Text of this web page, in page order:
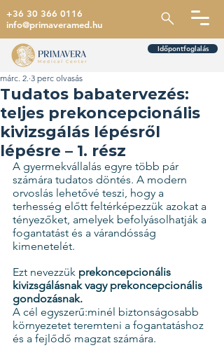
+36 30 366 0116
info@primaveramed.hu
Időpontfoglalás
Tudatos babatervezés:
teljes prekoncepcionális
kivizsgálás lépésről
lépésre – 1. rész
márc. 2. 3 perc olvasás
A gyermekvállalás egyre több pár
számára tudatos döntés. A modern
orvoslás lehetővé teszi, hogy a
terhesség előtt feltérképezzük azokat a
tényezőket, amelyek befolyásolhatják a
fogantatást és a várandósság
kimenetelét.
Ezt nevezzük prekoncepcionális
kivizsgálásnak vagy prekoncepcionális
gondozásnak.
A cél egyszerű:minél biztonságosabb
környezetet teremteni a fogantatáshoz
és a fejlődő magzat számára.